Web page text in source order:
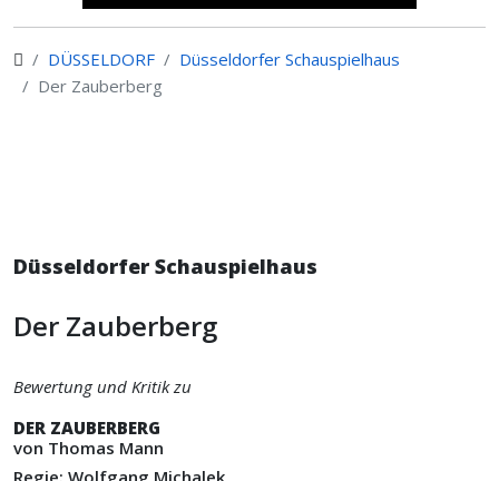
DÜSSELDORF
Düsseldorfer Schauspielhaus
Der Zauberberg
Düsseldorfer Schauspielhaus
Der Zauberberg
Bewertung und Kritik zu
DER ZAUBERBERG
von Thomas Mann
Regie: Wolfgang Michalek